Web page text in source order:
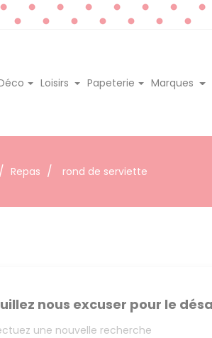
Loisirs Papeterie Marques
Repas rond de serviette
nous excuser pour le
une nouvelle recherche